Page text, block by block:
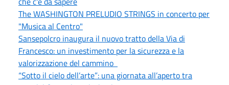
The WASHINGTON PRELUDIO STRINGS in concerto per
"Musica al Centro"
Sansepolcro inaugura il nuovo tratto della Via di
Francesco: un investimento per la sicurezza e la
valorizzazione del cammino
“Sotto il cielo dell’arte”: una giornata all’aperto tra